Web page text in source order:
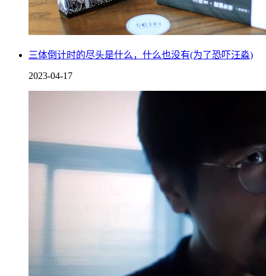
三体倒计时的尽头是什么，什么也没有(为了恐吓汪淼)
2023-04-17